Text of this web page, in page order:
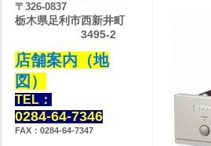
〒 326-0837
栃木県足利市西新井町
3495-2
店舗案内（地
図）
TEL：
0284-64-7346
FAX：0284-64-7347